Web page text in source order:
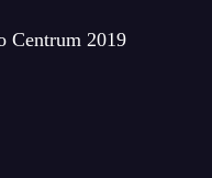
Centrum 2019